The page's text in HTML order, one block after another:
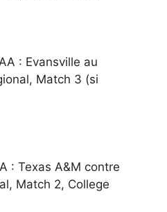
: Evansville au
Match 3 (si
: Texas A&M contre
Match 2, College